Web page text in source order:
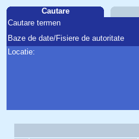
Cautare
Cautare termen
Baze de date/Fisiere de autoritate
Locatie: